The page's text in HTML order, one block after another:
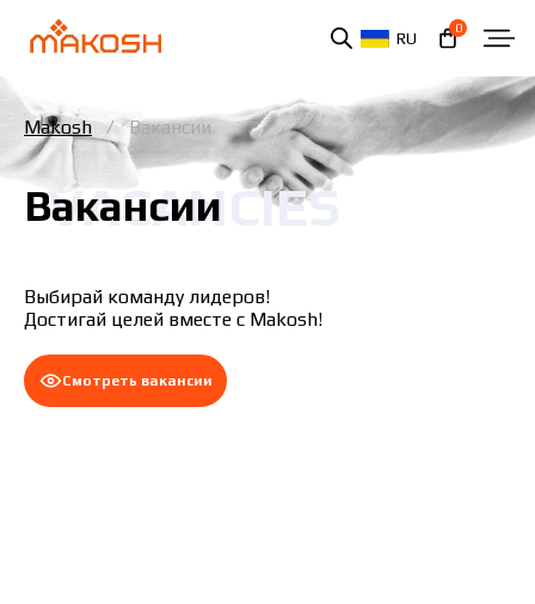
RU
0
Makosh Вакансии
Вакансии
VACANCIES
Выбирай команду лидеров!
Достигай целей вместе с Makosh!
Смотреть вакансии